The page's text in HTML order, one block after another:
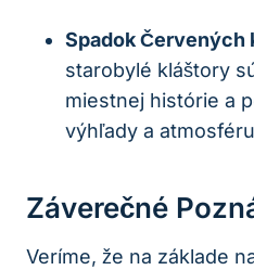
Spadok Červených
starobylé kláštory
miestnej histórie a
výhľady a
Záverečné
Veríme, že na základe